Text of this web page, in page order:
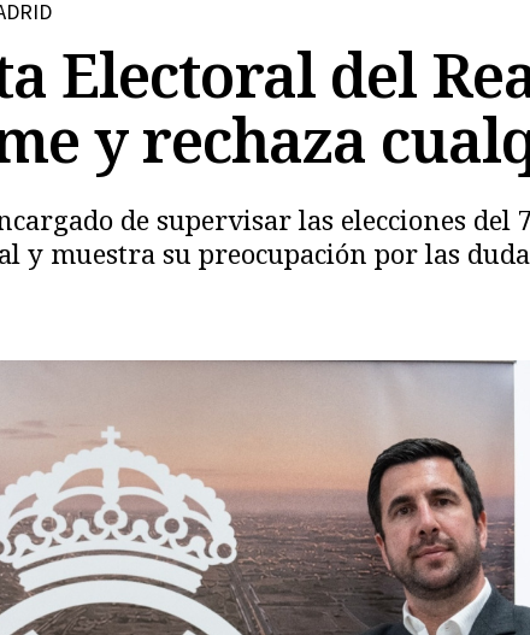
Electoral del
y rechaza
de supervisar las elecciones
y muestra su preocupación por las
Copiar